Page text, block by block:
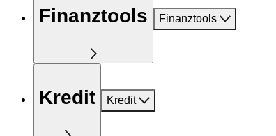
Finanztools Finanztools
Kredit Kredit